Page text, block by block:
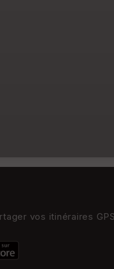
vos itinéraires